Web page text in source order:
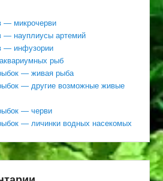
— микрочерви
— науплиусы артемий
— инфузории
рыб
— живая рыба
— другие возможные живые
— черви
— личинки водных насекомых